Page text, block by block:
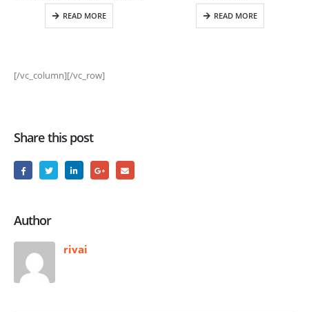
READ MORE READ MORE
[/vc_column][/vc_row]
Share this post
Author
rivai